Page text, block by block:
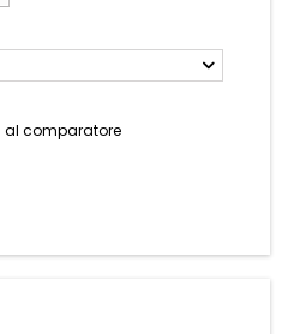
al comparatore